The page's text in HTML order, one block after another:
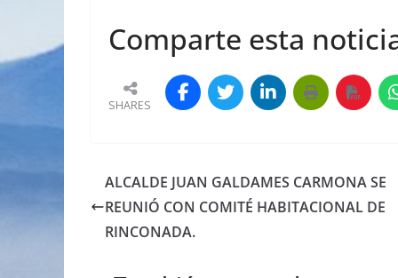
Comparte esta
SHARES
ALCALDE JUAN GALDAMES CARMONA SE
REUNIÓ CON COMITÉ HABITACIONAL DE
RINCONADA.